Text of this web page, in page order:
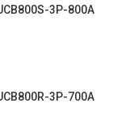
3P-800A
3P-700A